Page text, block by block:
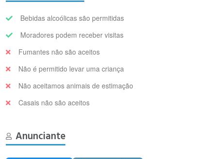
Bebidas alcoólicas são permitidas
Moradores podem receber visitas
Fumantes não são aceitos
Não é permitido levar uma criança
Não aceitamos animais de estimação
Casais não são aceitos
Anunciante